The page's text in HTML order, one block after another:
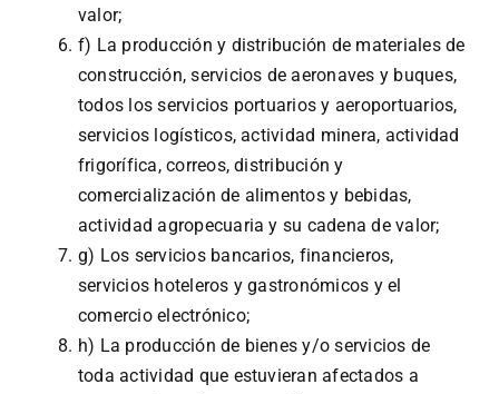
valor;
f) La producción y distribución de materiales de
construcción, servicios de aeronaves y buques,
todos los servicios portuarios y aeroportuarios,
servicios logísticos, actividad minera, actividad
frigorífica, correos, distribución y
comercialización de alimentos y bebidas,
actividad agropecuaria y su cadena de valor;
g) Los servicios bancarios, financieros,
servicios hoteleros y gastronómicos y el
comercio electrónico;
h) La producción de bienes y/o servicios de
toda actividad que estuvieran afectados a